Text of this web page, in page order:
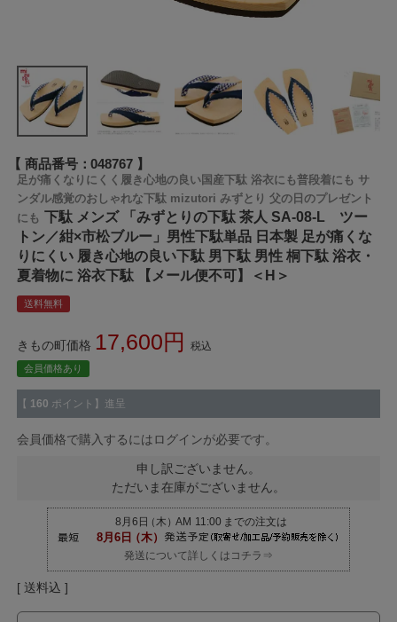
商品番号 048767
足が痛くなりにくく履き心地の良い国産下駄 浴衣にも普段着にも サ
ンダル感覚のおしゃれな下駄 mizutori みずとり 父の日のプレゼント
にも 下駄 メンズ 「みずとりの下駄 茶人 SA-08-L ツー
トン／紺×市松ブルー」男性下駄単品 日本製 足が痛くな
りにくい 履き心地の良い下駄 男下駄 男性 桐下駄 浴衣・
夏着物に 浴衣下駄 【メール便不可】＜H＞
送料無料
きもの町価格 17,600 税込
会員価格あり
【 160 ポイント】進呈
会員価格で購入するにはログインが必要です。
申し訳ございません。
ただいま在庫がございません。
発送について詳しくはコチラ⇒
送料込